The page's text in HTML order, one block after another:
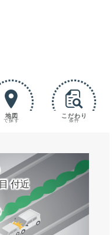
地図
で探す
こだわり
条件
付近